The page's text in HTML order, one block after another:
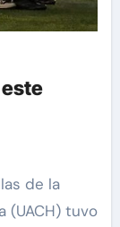
(UACH) tuvo